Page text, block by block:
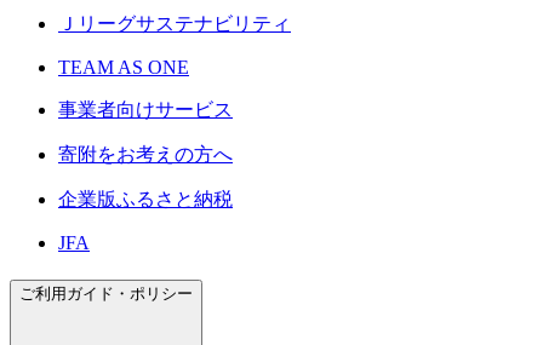
Ｊリーグサステナビリティ
TEAM AS ONE
事業者向けサービス
寄附をお考えの方へ
企業版ふるさと納税
JFA
ご利用ガイド・ポリシー